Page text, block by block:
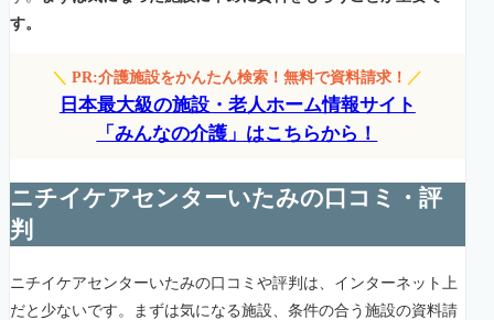
す。
＼PR:介護施設をかんたん検索！無料で資料請求！ ／
日本最大級の施設・老人ホーム情報サイト
「みんなの介護」はこちらから！
ニチイケアセンターいたみの口コミ・評
判
ニチイケアセンターいたみの口コミや評判は、インターネット上
だと少ないです。まずは気になる施設、条件の合う施設の資料請